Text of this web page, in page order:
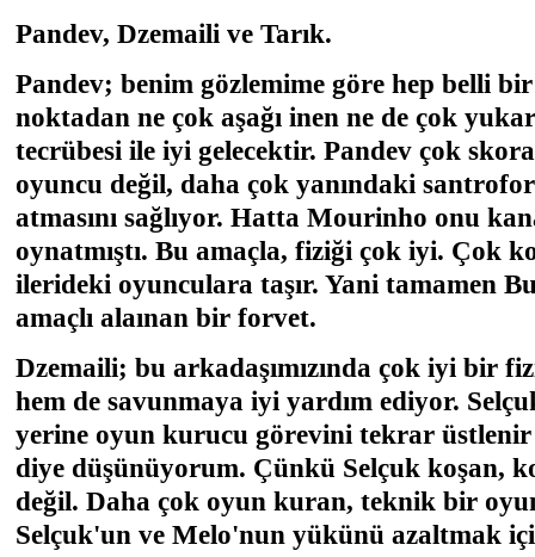
Pandev, Dzemaili ve Tarık.
Pandev; benim gözlemime göre hep belli
noktadan ne çok aşağı inen ne de çok
tecrübesi ile iyi gelecektir. Pandev çok
oyuncu değil, daha çok yanındaki
atmasını sağlıyor. Hatta Mourinho onu
oynatmıştı. Bu amaçla, fiziği çok iyi. Çok
ilerideki oyunculara taşır. Yani tamamen
amaçlı alaınan bir forvet.
Dzemaili; bu arkadaşımızında çok iyi bir
hem de savunmaya iyi yardım ediyor.
yerine oyun kurucu görevini tekrar üstlenir
diye düşünüyorum. Çünkü Selçuk koşan,
değil. Daha çok oyun kuran, teknik bir
Selçuk'un ve Melo'nun yükünü azaltmak